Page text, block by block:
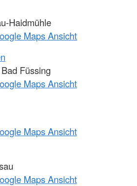
Haidmühle
Maps Ansicht
Füssing
Maps Ansicht
Maps Ansicht
Maps Ansicht